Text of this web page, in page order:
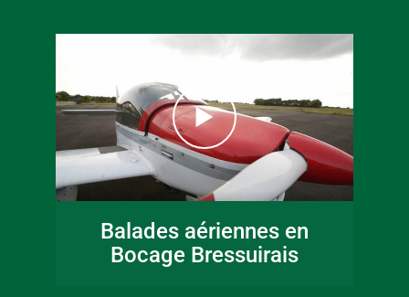
Balades aériennes en
Bocage Bressuirais